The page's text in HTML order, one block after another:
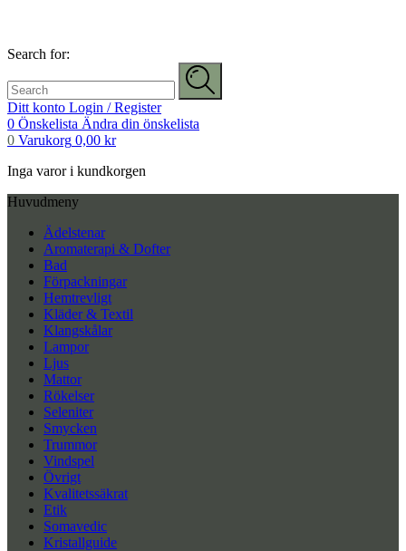
Search for:
Ditt konto Login / Register
0 Önskelista Ändra din önskelista
0 Varukorg 0,00 kr
Inga varor i kundkorgen
Huvudmeny
Ädelstenar
Aromaterapi & Dofter
Bad
Förpackningar
Hemtrevligt
Kläder & Textil
Klangskålar
Lampor
Ljus
Mattor
Rökelser
Seleniter
Smycken
Trummor
Vindspel
Övrigt
Kvalitetssäkrat
Etik
Somavedic
Kristallguide